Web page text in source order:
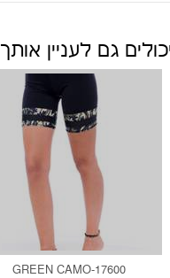
גם לעניין אותך
17600-GREEN CAMO